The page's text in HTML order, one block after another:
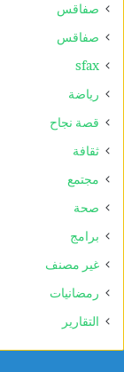
صفاقس
صفاقس
sfax
رياضة
قصة نجاح
ثقافة
مجتمع
صحة
برامج
غير مصنف
رمضانيات
التقارير